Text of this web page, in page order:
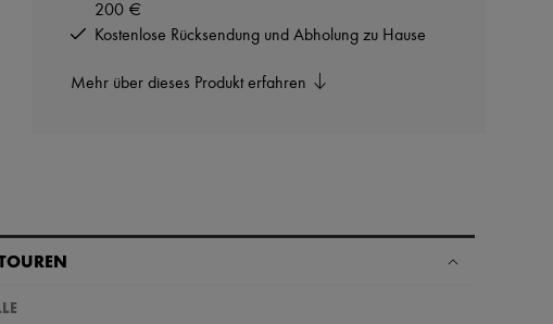
200 €
Kostenlose Rücksendung und Abholung zu Hause
Mehr über dieses Produkt erfahren